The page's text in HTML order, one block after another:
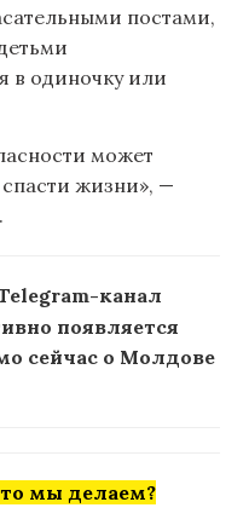
постами,
в одиночку или
может
жизни», —
канал
появляется
сейчас о Молдове
мы делаем?